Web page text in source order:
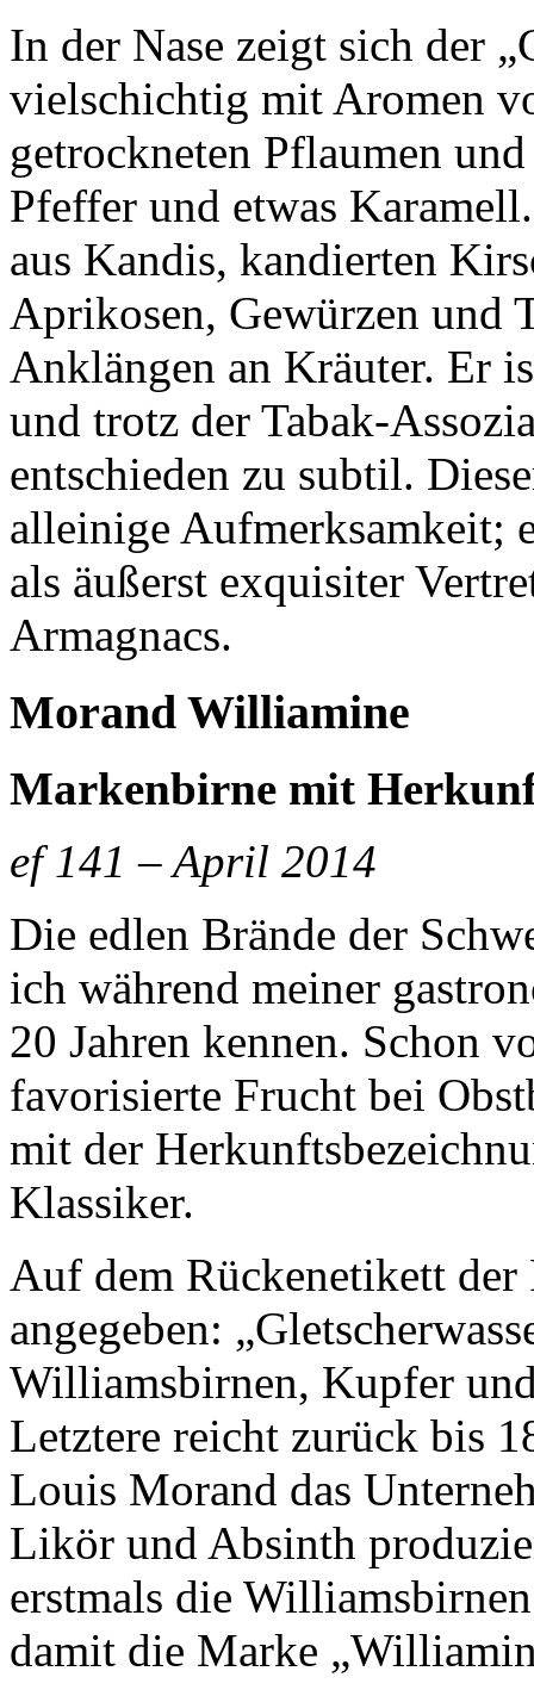
In der Nase zeigt sich der
vielschichtig mit Aromen
getrockneten Pflaumen
Pfeffer und etwas
aus Kandis, kandierten
Aprikosen, Gewürzen und
Anklängen an Kräuter. Er
und trotz der Tabak-
entschieden zu subtil.
alleinige Aufmerksamkeit;
als äußerst exquisiter
Armagnacs.
Morand Williamine
Markenbirne mit
ef 141 – April 2014
Die edlen Brände der
ich während meiner
20 Jahren kennen. Schon
favorisierte Frucht bei
mit der
Klassiker.
Auf dem Rückenetikett der
angegeben:
Williamsbirnen, Kupfer
Letztere reicht zurück bis
Louis Morand das
Likör und Absinth
erstmals die
damit die Marke